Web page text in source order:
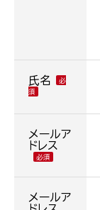
氏名
メールア
ドレス
メールア